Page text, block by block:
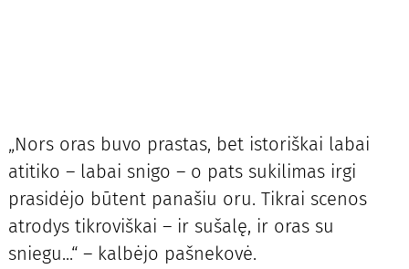
„Nors oras buvo prastas, bet istoriškai labai
atitiko – labai snigo – o pats sukilimas irgi
prasidėjo būtent panašiu oru. Tikrai scenos
atrodys tikroviškai – ir sušalę, ir oras su
sniegu...“ – kalbėjo pašnekovė.